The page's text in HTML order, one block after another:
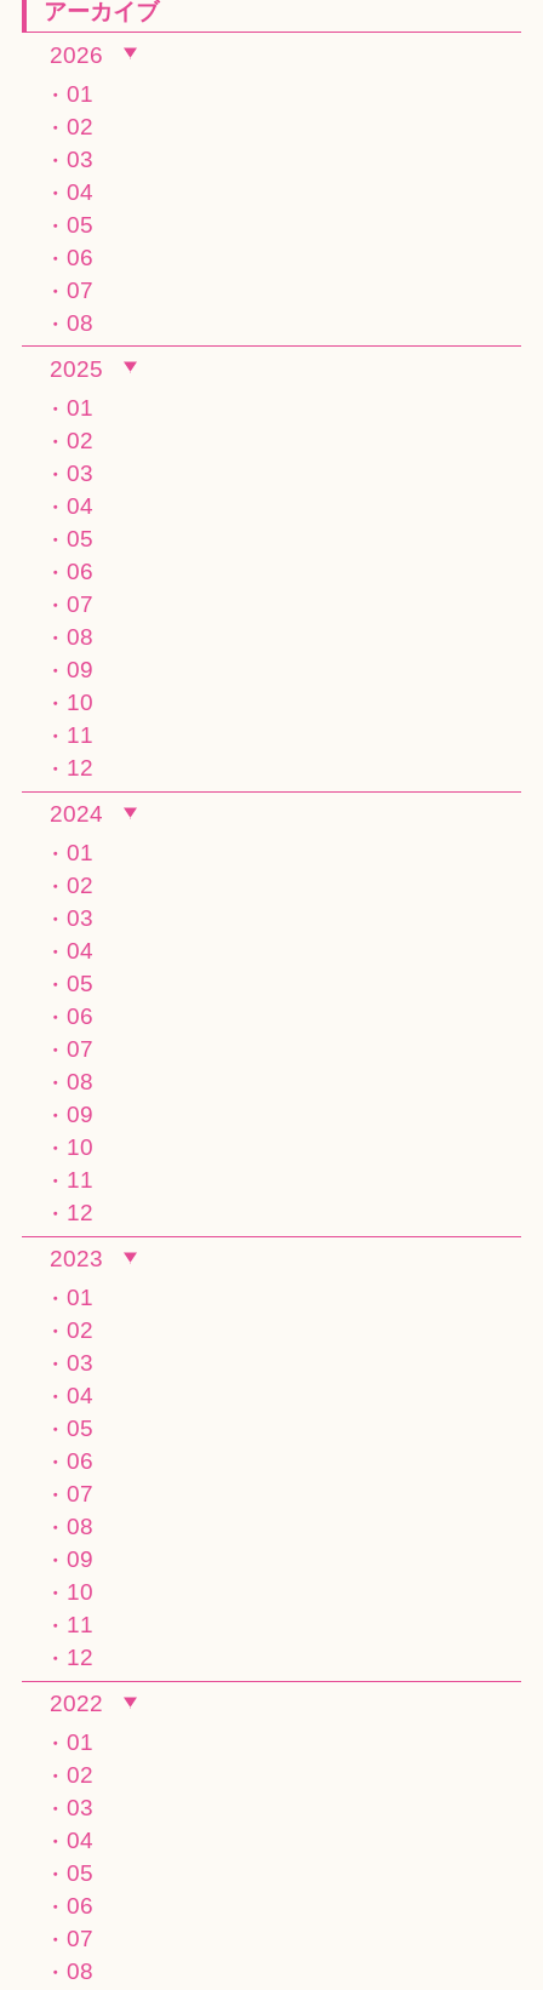
アーカイブ
2026
01
02
03
04
05
06
07
08
2025
01
02
03
04
05
06
07
08
09
10
11
12
2024
01
02
03
04
05
06
07
08
09
10
11
12
2023
01
02
03
04
05
06
07
08
09
10
11
12
2022
01
02
03
04
05
06
07
08